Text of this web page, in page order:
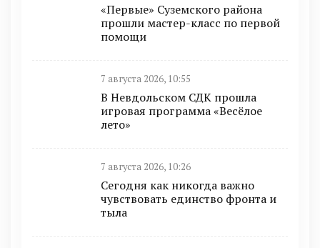
«Первые» Суземского района
прошли мастер-класс по первой
помощи
7 августа 2026, 10:55
В Невдольском СДК прошла
игровая программа «Весёлое
лето»
7 августа 2026, 10:26
Сегодня как никогда важно
чувствовать единство фронта и
тыла